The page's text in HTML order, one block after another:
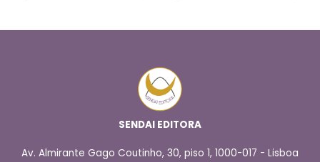
SENDAI EDITORA
Av. Almirante Gago Coutinho, 30, piso 1, 1000-017 - Lisboa